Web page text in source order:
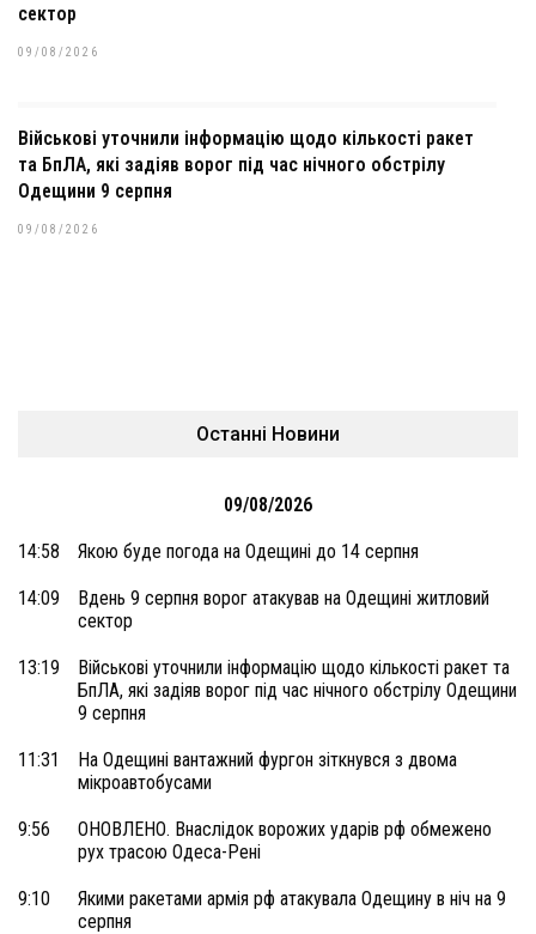
сектор
09/08/2026
Військові уточнили інформацію щодо кількості ракет
та БпЛА, які задіяв ворог під час нічного обстрілу
Одещини 9 серпня
09/08/2026
Останні Новини
09/08/2026
14:58 Якою буде погода на Одещині до 14 серпня
14:09
Вдень 9 серпня ворог атакував на Одещині житловий
сектор
13:19
Військові уточнили інформацію щодо кількості ракет та
БпЛА, які задіяв ворог під час нічного обстрілу Одещини
9 серпня
11:31
На Одещині вантажний фургон зіткнувся з двома
мікроавтобусами
9:56
ОНОВЛЕНО. Внаслідок ворожих ударів рф обмежено
рух трасою Одеса-Рені
9:10
Якими ракетами армія рф атакувала Одещину в ніч на 9
серпня